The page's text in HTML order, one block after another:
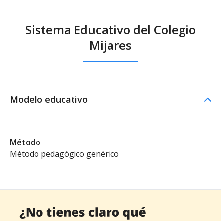
Sistema Educativo del Colegio
Mijares
Modelo educativo
Método
Método pedagógico genérico